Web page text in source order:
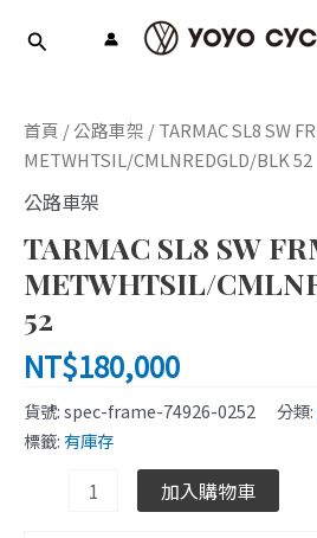
首頁 /公路車架 / TARMAC SL8 SW
METWHTSIL/CMLNREDGLD/BLK 52
公路車架
TARMAC SL8 SW
METWHTSIL/
52
NT$180,000
貨號:spec-frame-74926-0252 分類:
標籤: 有庫存
TARMAC
SL8
SW
FRMSET
METWHTSIL/CMLNREDGLD/BLK
52
量
加入購物車